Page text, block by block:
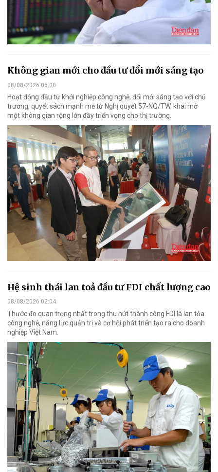
Không gian mới cho đầu tư đổi mới sáng tạo
08/08/2026 05:00
Hoạt động đầu tư khởi nghiệp công nghệ, đổi mới sáng tạo với chủ
trương, quyết sách mạnh mẽ từ Nghị quyết 57-NQ/TW, khai mở
một không gian rộng lớn đầy triển vọng cho thị trường.
Hệ sinh thái lan toả đầu tư FDI chất lượng cao
08/08/2026 02:04
Thước đo quan trọng nhất trong thu hút thành công FDI là lan tỏa
công nghệ, năng lực quản trị và cơ hội phát triển tạo ra cho doanh
nghiệp Việt Nam.